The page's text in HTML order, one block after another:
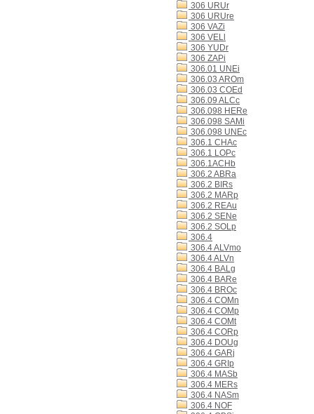
306 URUr
306 URUre
306 VAZi
306 VELl
306 YUDr
306 ZAPi
306.01 UNEi
306.03 AROm
306.03 COEd
306.09 ALCc
306.098 HERe
306.098 SAMi
306.098 UNEc
306.1 CHAc
306.1 LOPc
306.1ACHb
306.2 ABRa
306.2 BIRs
306.2 MARp
306.2 REAu
306.2 SENe
306.2 SOLp
306.4
306.4 ALVmo
306.4 ALVn
306.4 BALg
306.4 BARe
306.4 BROc
306.4 COMn
306.4 COMp
306.4 COMt
306.4 CORp
306.4 DOUg
306.4 GARj
306.4 GRIp
306.4 MASb
306.4 MERs
306.4 NASm
306.4 NOF